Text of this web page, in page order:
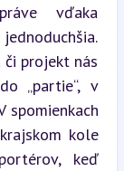
vďaka
či projekt nás
„partie“, v
spomienkach
kole
keď